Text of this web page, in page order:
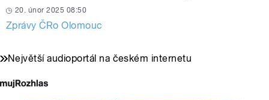
20. únor 2025 08:50
Zprávy ČRo Olomouc
Největší audioportál na českém internetu